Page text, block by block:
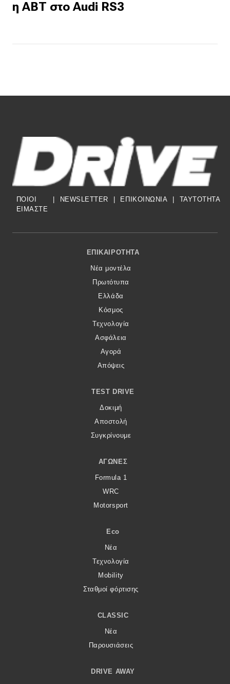
η ΑΒΤ στο Audi RS3
ΠΟΙΟΙ
ΕΙΜΑΣΤΕ
| NEWSLETTER | ΕΠΙΚΟΙΝΩΝΙΑ | TAYTOTHTA
Footer Menu
ΕΠΙΚΑΙΡΌΤΗΤΑ
Νέα μοντέλα
Πρωτότυπα
Ελλάδα
Κόσμος
Τεχνολογία
Ασφάλεια
Αγορά
Απόψεις
TEST DRIVE
Δοκιμή
Αποστολή
Συγκρίνουμε
ΑΓΏΝΕΣ
Formula 1
WRC
Motorsport
Eco
Νέα
Τεχνολογία
Mobility
Σταθμοί φόρτισης
CLASSIC
Νέα
Παρουσιάσεις
DRIVE AWAY